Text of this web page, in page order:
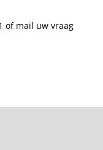
of mail uw vraag